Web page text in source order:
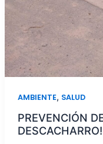
AMBIENTE, SALUD
PREVENCIÓN
DESCACHARRO!